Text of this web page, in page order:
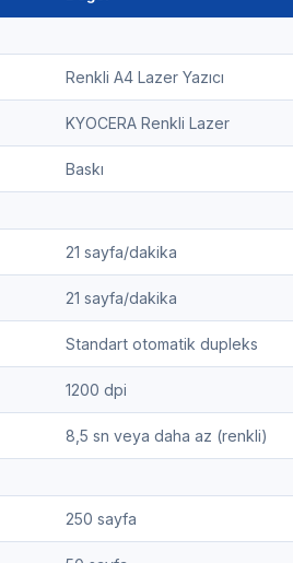
Renkli A4 Lazer Yazıcı
KYOCERA Renkli Lazer
Baskı
21 sayfa/dakika
21 sayfa/dakika
Standart otomatik dupleks
1200 dpi
8,5 sn veya daha az (renkli)
250 sayfa